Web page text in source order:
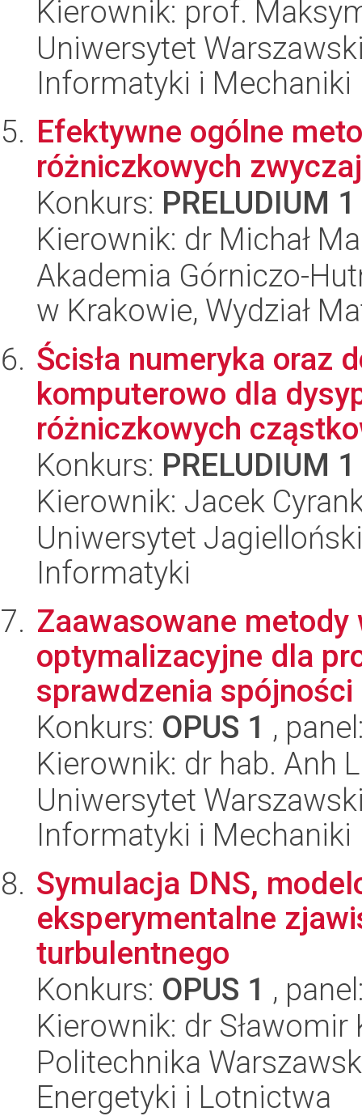
Kierownik: prof.
Uniwersytet
Informatyki i Mechaniki
Efektywne ogólne
różniczkowych
Konkurs: PRELUDIUM 1
Kierownik: dr Michał
Akademia Górniczo-
w Krakowie, Wydział
Ścisła numeryka oraz
komputerowo dla
różniczkowych
Konkurs: PRELUDIUM 1
Kierownik: Jacek
Uniwersytet
Informatyki
Zaawasowane
optymalizacyjne dla
sprawdzenia spójności
Konkurs: OPUS 1 ,
Kierownik: dr hab. Anh
Uniwersytet
Informatyki i Mechaniki
Symulacja DNS,
eksperymentalne
turbulentnego
Konkurs: OPUS 1 ,
Kierownik: dr Sławomir
Politechnika
Energetyki i Lotnictwa